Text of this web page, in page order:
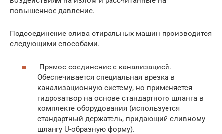
повышенное давление.
Подсоединение слива стиральных машин производится
следующими способами.
Прямое соединение с канализацией.
Обеспечивается специальная врезка в
канализационную систему, но применяется
гидрозатвор на основе стандартного шланга в
комплекте оборудования (используется
стандартный держатель, придающий сливному
шлангу U-образную форму).